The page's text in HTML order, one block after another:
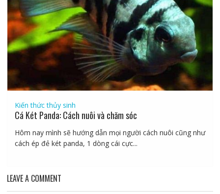
Kiến thức thủy sinh
Cá Két Panda: Cách nuôi và chăm sóc
Hôm nay mình sẽ hướng dẫn mọi người cách nuôi cũng như
cách ép đẻ két panda, 1 dòng cái cực...
LEAVE A COMMENT